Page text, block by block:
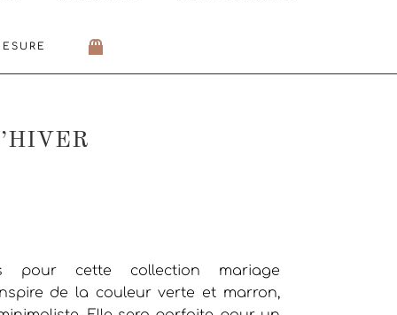
pour cette collection mariage
de la couleur verte et marron,